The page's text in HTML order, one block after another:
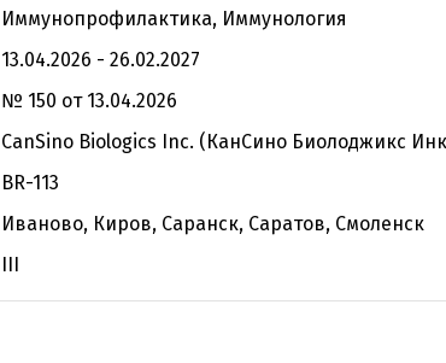
Иммунопрофилактика, Иммунология
13.04.2026 - 26.02.2027
№ 150 от 13.04.2026
CanSino Biologics Inc. (КанСино Биолоджикс
BR-113
Иваново, Киров, Саранск, Саратов, Смоленск
III